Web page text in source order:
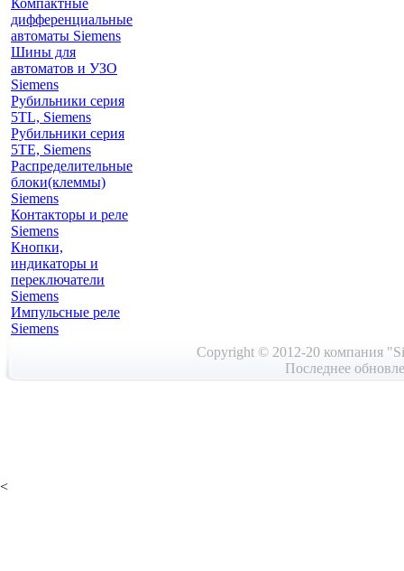
Компактные
дифференциальные
автоматы Siemens
Шины для
автоматов и УЗО
Siemens
Рубильники серия
5TL, Siemens
Рубильники серия
5TE, Siemens
Распределительные
блоки(клеммы)
Siemens
Контакторы и реле
Siemens
Кнопки,
индикаторы и
переключатели
Siemens
Импульсные реле
Siemens
Copyright © 2012-20 компания
Последнее
<